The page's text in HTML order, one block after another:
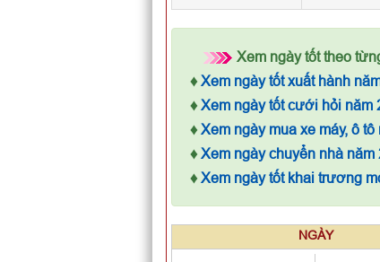
Xem ngày tốt theo
♦ Xem ngày tốt xuất hành
♦ Xem ngày tốt cưới hỏi năm
♦ Xem ngày mua xe máy, ô tô
♦ Xem ngày chuyển nhà năm
♦ Xem ngày tốt khai trương
NGÀY